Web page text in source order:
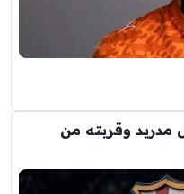
مدريد وقربته من